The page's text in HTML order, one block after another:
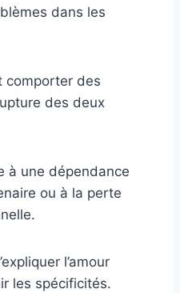
dans les
comporter des
des deux
à une dépendance
ou à la perte
l’amour
les spécificités.